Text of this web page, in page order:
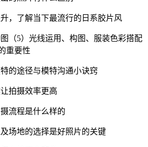
，了解当下最流行的日系胶片风
（5）光线运用、构图、服装色彩搭配
重要性
的途径与模特沟通小诀窍
拍摄效率更高
流程是什么样的
场地的选择是好照片的关键